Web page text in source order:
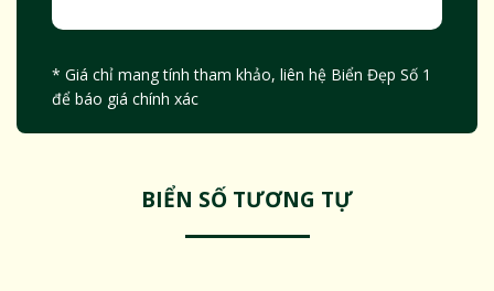
* Giá chỉ mang tính tham khảo, liên hệ Biển Đẹp Số 1
để báo giá chính xác
BIỂN SỐ TƯƠNG TỰ